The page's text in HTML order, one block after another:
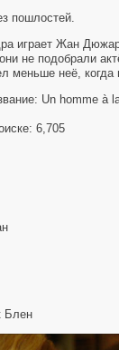
пошлостей.
играет Жан
не подобрали
меньше неё, когда
Un homme à
6,705
Блен